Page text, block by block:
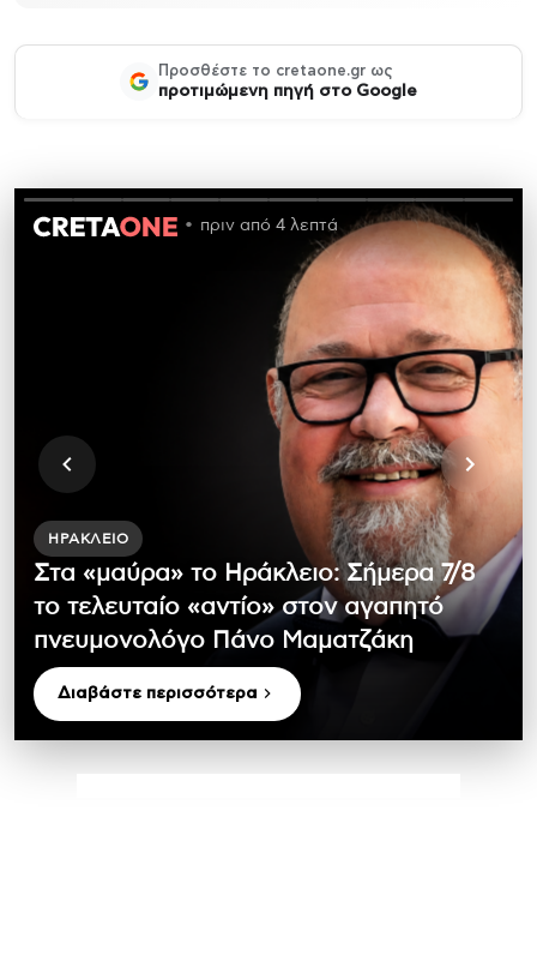
Προσθέστε το cretaone.gr ως
προτιμώμενη πηγή στο Google
πριν από 4 λεπτά
ΗΡΆΚΛΕΙΟ
Στα «μαύρα» το Ηράκλειο: Σήμερα 7/8
το τελευταίο «αντίο» στον αγαπητό
πνευμονολόγο Πάνο Μαματζάκη
Διαβάστε περισσότερα